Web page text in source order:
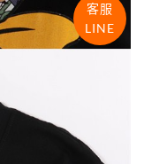
客服
LINE